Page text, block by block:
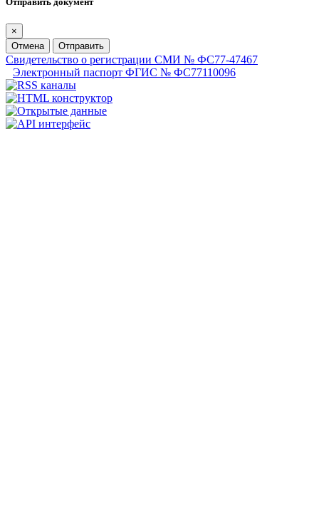
×
Отмена
Отправить
Свидетельство о регистрации СМИ № ФС77-47467
Электронный паспорт ФГИС № ФС77110096